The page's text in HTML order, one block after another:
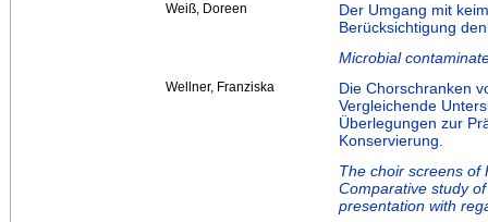
Weiß, Doreen
Der Umgang mit
Berücksichtigung
Microbial
Wellner, Franziska
Die Chorschranken
Vergleichende
Überlegungen zur
Konservierung.
The choir screens of
Comparative study
presentation with